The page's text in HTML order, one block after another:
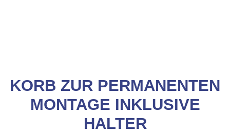
KORB ZUR PERMANENTEN
MONTAGE INKLUSIVE
HALTER